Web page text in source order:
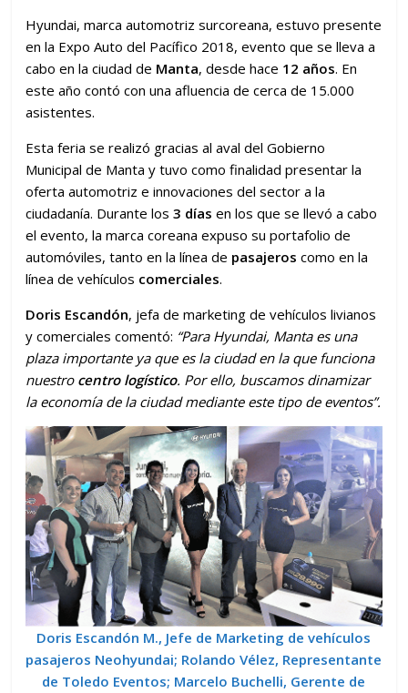
Hyundai, marca automotriz surcoreana, estuvo presente
en la Expo Auto del Pacífico 2018, evento que se lleva a
cabo en la ciudad de Manta, desde hace 12 años. En
este año contó con una afluencia de cerca de 15.000
asistentes.
Esta feria se realizó gracias al aval del Gobierno
Municipal de Manta y tuvo como finalidad presentar la
oferta automotriz e innovaciones del sector a la
ciudadanía. Durante los3 días en los que se llevó a cabo
el evento, la marca coreana expuso su portafolio de
automóviles, tanto en la línea de pasajeros como en la
línea de vehículos comerciales.
Doris Escandón, jefa de marketing de vehículos livianos
y comerciales comentó: “Para Hyundai, Manta es una
plaza importante ya que es la ciudad en la que funciona
nuestro centro logístico. Por ello, buscamos dinamizar
la economía de la ciudad mediante este tipo de eventos”.
Doris Escandón M., Jefe de Marketing de vehículos
pasajeros Neohyundai; Rolando Vélez, Representante
de Toledo Eventos; Marcelo Buchelli, Gerente de